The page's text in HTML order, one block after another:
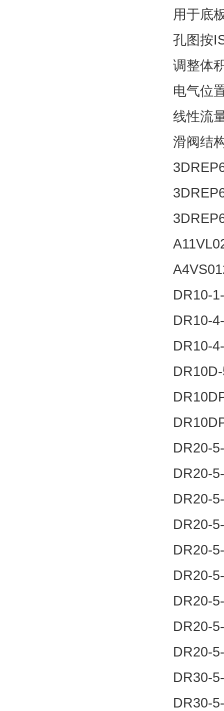
用于底
孔图按
调整体
电气位
线性流
滑阀结
DR10-
DR10-
DR10-
DR20-
DR20-
DR20-
DR20-
DR20-
DR20-
DR20-
DR20-
DR20-
DR30-
DR30-